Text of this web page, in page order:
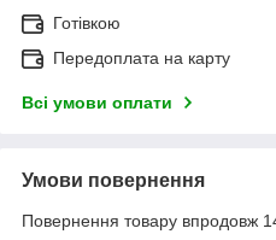
Готівкою
Передоплата на карту
Всі умови оплати
Умови повернення
Повернення товару впродовж